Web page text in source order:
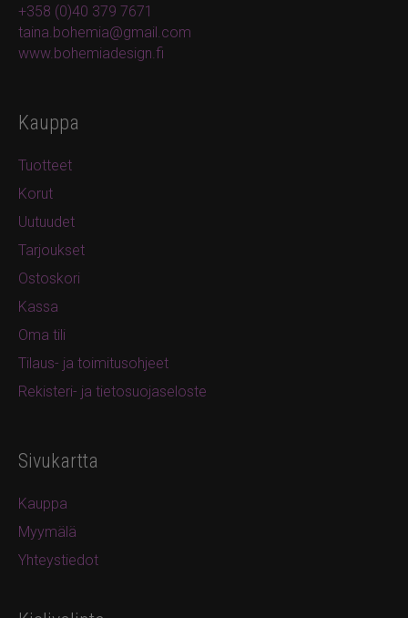
+358 (0)40 379 7671
taina.bohemia@gmail.com
www.bohemiadesign.fi
Kauppa
Tuotteet
Korut
Uutuudet
Tarjoukset
Ostoskori
Kassa
Oma tili
Tilaus- ja toimitusohjeet
Rekisteri- ja tietosuojaseloste
Sivukartta
Kauppa
Myymälä
Yhteystiedot